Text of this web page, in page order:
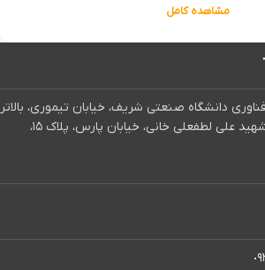
مشاهده کامل
دانشگاه صنعتی شریف، خیابان تیموری، بالاتر
از میدان تیموری، خیابان شهید علی لطفعلی خانی، خیابان پارس، پلاک ۱۵،